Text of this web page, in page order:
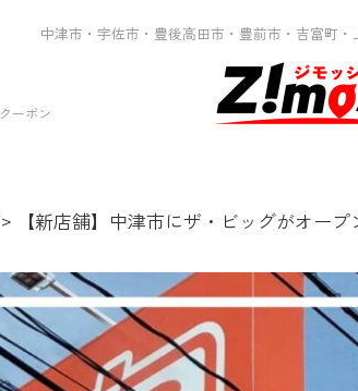
中津市・宇佐市・豊後高田市・豊前市・吉富町
クーポン
> 【新店舗】中津市にザ・ビッグがオー